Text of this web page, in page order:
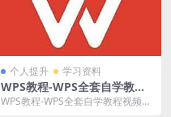
个人提升 学习资料
WPS教程-WPS全套自学教程
视频合集[MP4/14.19GB]百度
WPS教程-WPS全套自学教程视频合